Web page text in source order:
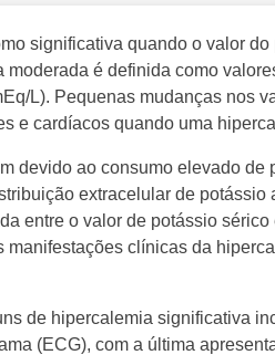
significativa quando o valor
moderada é definida como
L). Pequenas mudanças nos
e cardíacos quando uma
devido ao consumo elevado de
extracelular de potássio
entre o valor de potássio
manifestações clínicas da
de hipercalemia significativa
(ECG), com a última